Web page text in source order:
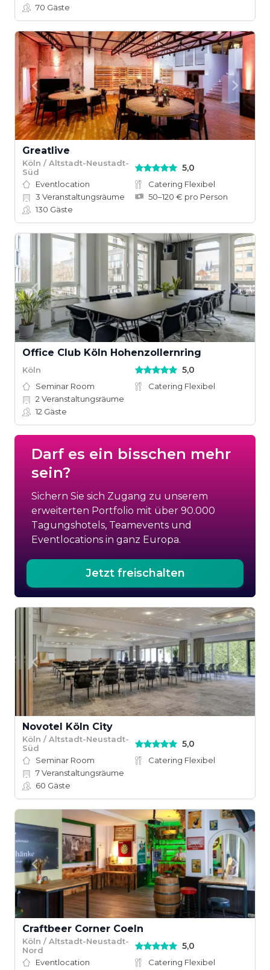
70 Gäste
Greatlive
Köln / Altstadt-Neustadt-
Süd
5,0
Eventlocation
Catering Flexibel
3 Veranstaltungsräume
50–120 € pro Person
130 Gäste
Office Club Köln Hohenzollernring
Köln 5,0
Seminar Room
Catering Flexibel
2 Veranstaltungsräume
12 Gäste
Darf es ein bisschen mehr
sein?
Sichern Sie sich Zugang zu unserem
erweiterten Portfolio mit über 90.000
Tagungshotels, Teamevents und
Eventlocations in ganz Europa.
Jetzt freischalten
Novotel Köln City
Köln / Altstadt-Neustadt-
Süd
5,0
Seminar Room
Catering Flexibel
7Veranstaltungsräume
60 Gäste
Craftbeer Corner Coeln
Köln / Altstadt-Neustadt-
Nord
5,0
Eventlocation Catering Flexibel